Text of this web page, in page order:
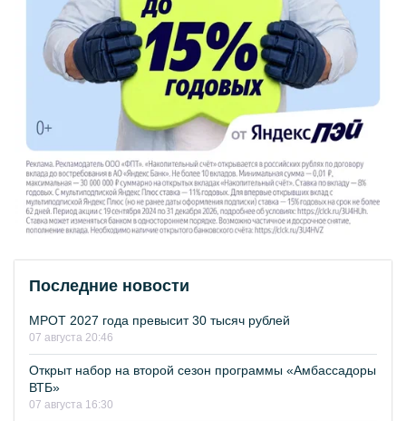
Последние новости
МРОТ 2027 года превысит 30 тысяч рублей
07 августа 20:46
Открыт набор на второй сезон программы «Амбассадоры
ВТБ»
07 августа 16:30